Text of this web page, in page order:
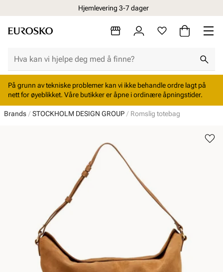
Hjemlevering 3-7 dager
På grunn av tekniske problemer kan vi ikke behandle ordre lagt på
nett for øyeblikket. Våre butikker er åpne i ordinære åpningstider.
Brands STOCKHOLM DESIGN GROUP Romslig totebag